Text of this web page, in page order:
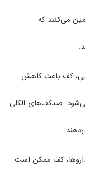
می‌کنند که
کف باعث کاهش
ضدکف‌های الکلی
کف ممکن است